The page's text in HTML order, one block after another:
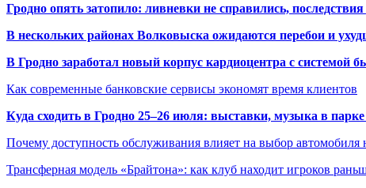
Гродно опять затопило: ливневки не справились,
В нескольких районах Волковыска ожидаются перебои и
В Гродно заработал новый корпус кардиоцентра с системой
Как современные банковские сервисы экономят время клиентов
Куда сходить в Гродно 25–26 июля: выставки, музыка в
Почему доступность обслуживания влияет на выбор
Трансферная модель «Брайтона»: как клуб находит игроков